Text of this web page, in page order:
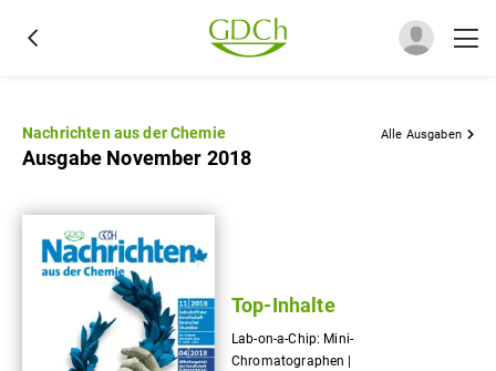
Nachrichten aus der Chemie Alle Ausgaben
Ausgabe November 2018
Top-Inhalte
Lab-on-a-Chip: Mini-
Chromatographen |